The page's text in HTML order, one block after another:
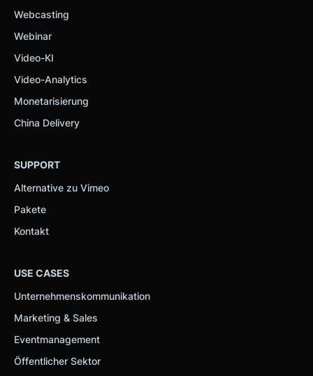
Webcasting
Webinar
Video-KI
Video-Analytics
Monetarisierung
China Delivery
SUPPORT
Alternative zu Vimeo
Pakete
Kontakt
USE CASES
Unternehmenskommunikation
Marketing & Sales
Eventmanagement
Öffentlicher Sektor